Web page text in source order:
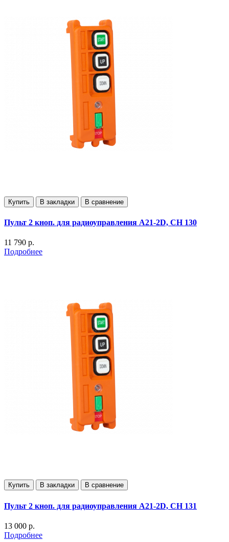
Купить В закладки В сравнение
Пульт 2 кноп. для радиоуправления А21-2D, СН 130
11 790 р.
Подробнее
Купить В закладки В сравнение
Пульт 2 кноп. для радиоуправления А21-2D, СН 131
13 000 р.
Подробнее